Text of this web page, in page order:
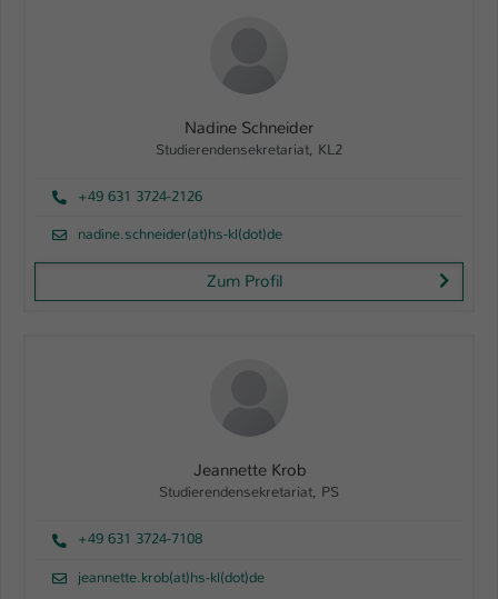
Nadine Schneider
Studierendensekretariat, KL2
+49 631 3724-2126
nadine.schneider(at)hs-kl(dot)de
Zum Profil
Jeannette Krob
Studierendensekretariat, PS
+49 631 3724-7108
jeannette.krob(at)hs-kl(dot)de